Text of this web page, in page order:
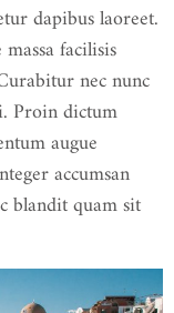
dapibus laoreet.
facilisis
nec nunc
Proin dictum
augue
accumsan
blandit quam sit